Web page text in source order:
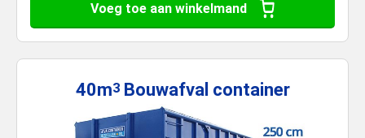
Voeg toe aan winkelmand
40m3 Bouwafval container